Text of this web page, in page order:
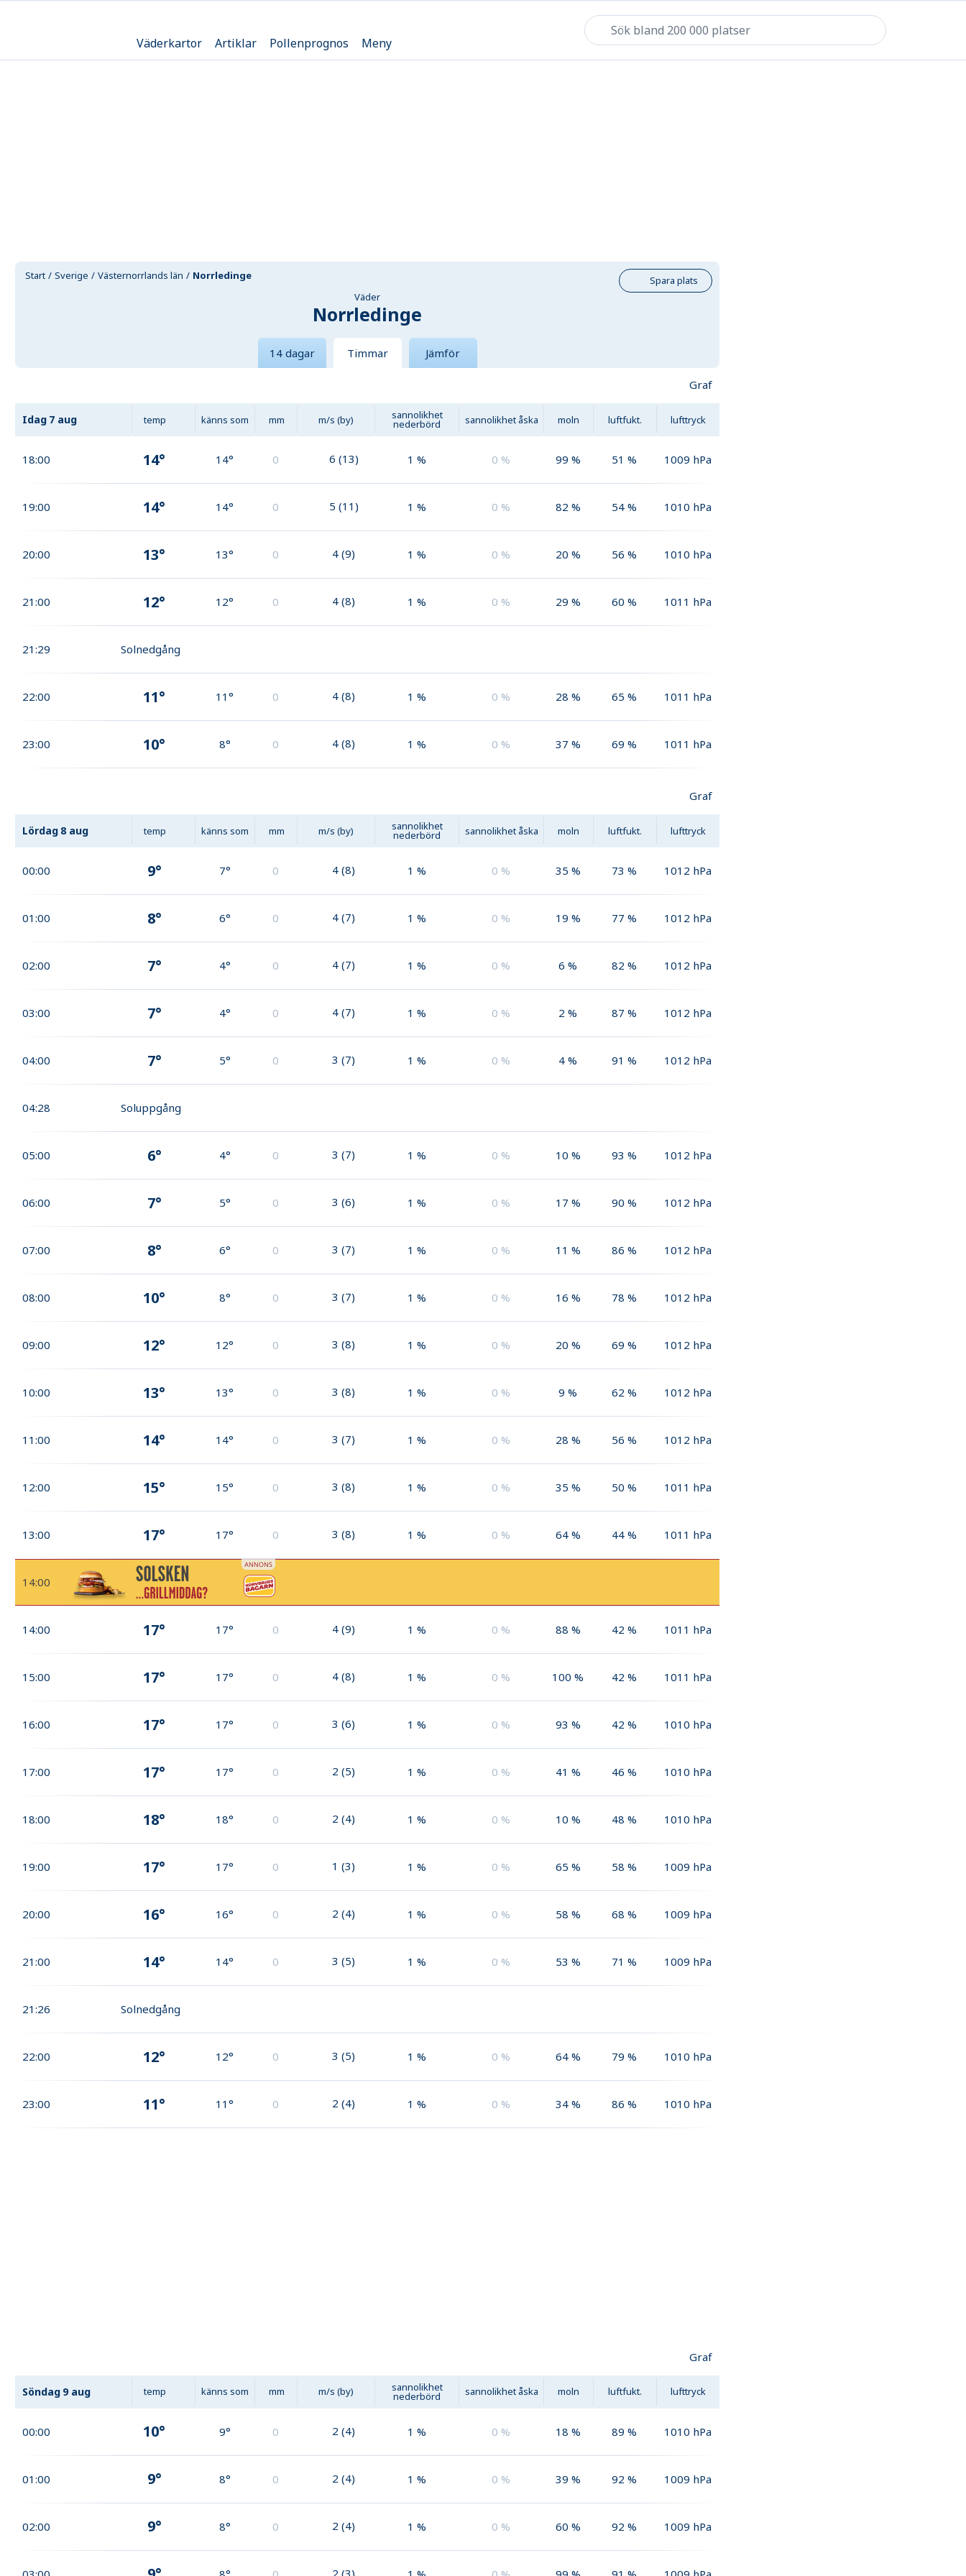
Väderkartor Artiklar Pollenprognos Meny
Start Sverige Västernorrlands län Norrledinge
Spara plats
Väder
Norrledinge
14 dagar Timmar Jämför
Graf
Idag 7 aug temp känns som mm m/s (by) sannolikhet
nederbörd sannolikhet åska moln luftfukt. lufttryck
18:00 14° 14° 0 6 (13) 1 % 0 % 99 % 51 % 1009 hPa
19:00 14° 14° 0 5 (11) 1 % 0 % 82 % 54 % 1010 hPa
20:00 13° 13° 0 4 (9) 1 % 0 % 20 % 56 % 1010 hPa
21:00 12° 12° 0 4 (8) 1 % 0 % 29 % 60 % 1011 hPa
21:29 Solnedgång
22:00 11° 11° 0 4 (8) 1 % 0 % 28 % 65 % 1011 hPa
23:00 10° 8° 0 4 (8) 1 % 0 % 37 % 69 % 1011 hPa
Graf
Lördag 8 aug temp känns som mm m/s (by) sannolikhet
nederbörd sannolikhet åska moln luftfukt. lufttryck
00:00 9° 7° 0 4 (8) 1 % 0 % 35 % 73 % 1012 hPa
01:00 8° 6° 0 4 (7) 1 % 0 % 19 % 77 % 1012 hPa
02:00 7° 4° 0 4 (7) 1 % 0 % 6 % 82 % 1012 hPa
03:00 7° 4° 0 4 (7) 1 % 0 % 2 % 87 % 1012 hPa
04:00 7° 5° 0 3 (7) 1 % 0 % 4 % 91 % 1012 hPa
04:28 Soluppgång
05:00 6° 4° 0 3 (7) 1 % 0 % 10 % 93 % 1012 hPa
06:00 7° 5° 0 3 (6) 1 % 0 % 17 % 90 % 1012 hPa
07:00 8° 6° 0 3 (7) 1 % 0 % 11 % 86 % 1012 hPa
08:00 10° 8° 0 3 (7) 1 % 0 % 16 % 78 % 1012 hPa
09:00 12° 12° 0 3 (8) 1 % 0 % 20 % 69 % 1012 hPa
10:00 13° 13° 0 3 (8) 1 % 0 % 9 % 62 % 1012 hPa
11:00 14° 14° 0 3 (7) 1 % 0 % 28 % 56 % 1012 hPa
12:00 15° 15° 0 3 (8) 1 % 0 % 35 % 50 % 1011 hPa
13:00 17° 17° 0 3 (8) 1 % 0 % 64 % 44 % 1011 hPa
14:00
14:00 17° 17° 0 4 (9) 1 % 0 % 88 % 42 % 1011 hPa
15:00 17° 17° 0 4 (8) 1 % 0 % 100 % 42 % 1011 hPa
16:00 17° 17° 0 3 (6) 1 % 0 % 93 % 42 % 1010 hPa
17:00 17° 17° 0 2 (5) 1 % 0 % 41 % 46 % 1010 hPa
18:00 18° 18° 0 2 (4) 1 % 0 % 10 % 48 % 1010 hPa
19:00 17° 17° 0 1 (3) 1 % 0 % 65 % 58 % 1009 hPa
20:00 16° 16° 0 2 (4) 1 % 0 % 58 % 68 % 1009 hPa
21:00 14° 14° 0 3 (5) 1 % 0 % 53 % 71 % 1009 hPa
21:26 Solnedgång
22:00 12° 12° 0 3 (5) 1 % 0 % 64 % 79 % 1010 hPa
23:00 11° 11° 0 2 (4) 1 % 0 % 34 % 86 % 1010 hPa
Graf
Söndag 9 aug temp känns som mm m/s (by) sannolikhet
nederbörd sannolikhet åska moln luftfukt. lufttryck
00:00 10° 9° 0 2 (4) 1 % 0 % 18 % 89 % 1010 hPa
01:00 9° 8° 0 2 (4) 1 % 0 % 39 % 92 % 1009 hPa
02:00 9° 8° 0 2 (4) 1 % 0 % 60 % 92 % 1009 hPa
2 (3)